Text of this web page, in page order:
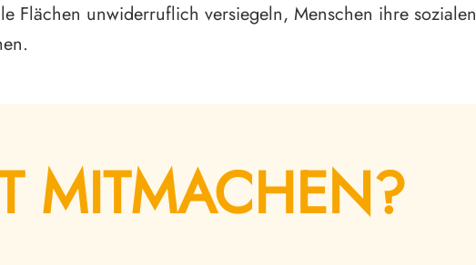
Flächen unwiderruflich versiegeln, Menschen ihre sozialen
MITMACHEN?